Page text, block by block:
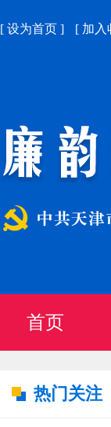
[ 设为首页 ] [ 加入
首页
热门关注